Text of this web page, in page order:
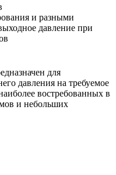
для
давления на требуемое
востребованных в
и небольших